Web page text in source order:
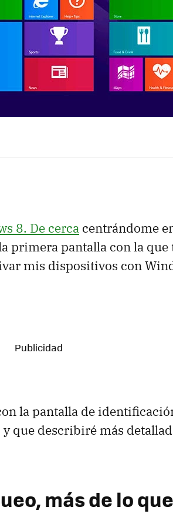
8. De cerca centrándome
primera pantalla con la que
mis dispositivos con
la pantalla de
que describiré más
más de lo